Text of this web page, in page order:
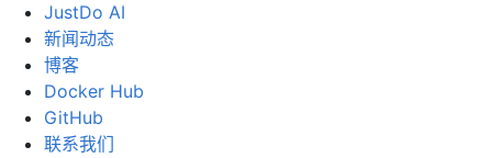
JustDo AI
新闻动态
博客
Docker Hub
GitHub
联系我们